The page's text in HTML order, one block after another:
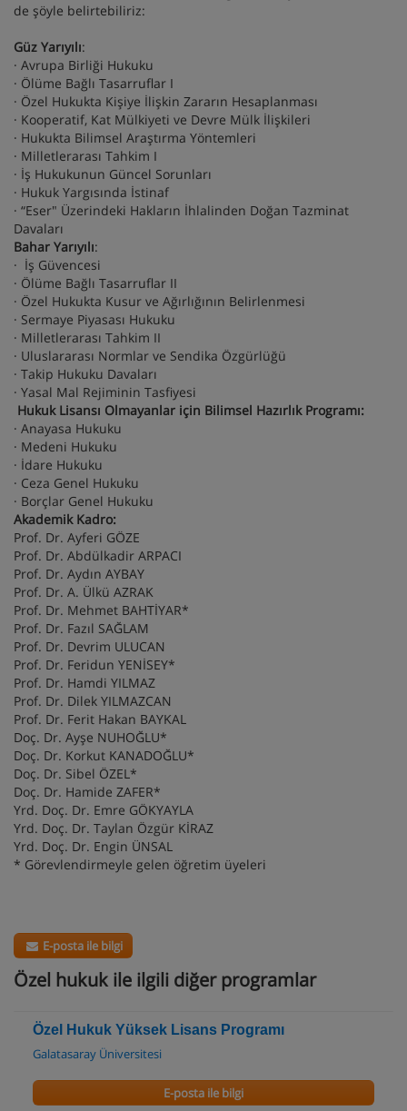
de şöyle belirtebiliriz:
Güz Yarıyılı:
· Avrupa Birliği Hukuku
· Ölüme Bağlı Tasarruflar I
· Özel Hukukta Kişiye İlişkin Zararın Hesaplanması
· Kooperatif, Kat Mülkiyeti ve Devre Mülk İlişkileri
· Hukukta Bilimsel Araştırma Yöntemleri
· Milletlerarası Tahkim I
· İş Hukukunun Güncel Sorunları
· Hukuk Yargısında İstinaf
· “Eser" Üzerindeki Hakların İhlalinden Doğan Tazminat
Davaları
Bahar Yarıyılı:
· İş Güvencesi
· Ölüme Bağlı Tasarruflar II
· Özel Hukukta Kusur ve Ağırlığının Belirlenmesi
· Sermaye Piyasası Hukuku
· Milletlerarası Tahkim II
· Uluslararası Normlar ve Sendika Özgürlüğü
· Takip Hukuku Davaları
· Yasal Mal Rejiminin Tasfiyesi
Hukuk Lisansı Olmayanlar için Bilimsel Hazırlık Programı:
· Anayasa Hukuku
· Medeni Hukuku
· İdare Hukuku
· Ceza Genel Hukuku
· Borçlar Genel Hukuku
Akademik Kadro:
Prof. Dr. Ayferi GÖZE
Prof. Dr. Abdülkadir ARPACI
Prof. Dr. Aydın AYBAY
Prof. Dr. A. Ülkü AZRAK
Prof. Dr. Mehmet BAHTİYAR*
Prof. Dr. Fazıl SAĞLAM
Prof. Dr. Devrim ULUCAN
Prof. Dr. Feridun YENİSEY*
Prof. Dr. Hamdi YILMAZ
Prof. Dr. Dilek YILMAZCAN
Prof. Dr. Ferit Hakan BAYKAL
Doç. Dr. Ayşe NUHOĞLU*
Doç. Dr. Korkut KANADOĞLU*
Doç. Dr. Sibel ÖZEL*
Doç. Dr. Hamide ZAFER*
Yrd. Doç. Dr. Emre GÖKYAYLA
Yrd. Doç. Dr. Taylan Özgür KİRAZ
Yrd. Doç. Dr. Engin ÜNSAL
* Görevlendirmeyle gelen öğretim üyeleri
E-posta ile bilgi
Özel hukuk ile ilgili diğer programlar
Özel Hukuk Yüksek Lisans Programı
Galatasaray Üniversitesi
E-posta ile bilgi